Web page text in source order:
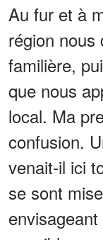
Au fur et à
région nous
familière,
que nous
local. Ma
confusion.
venait-il ici
se sont